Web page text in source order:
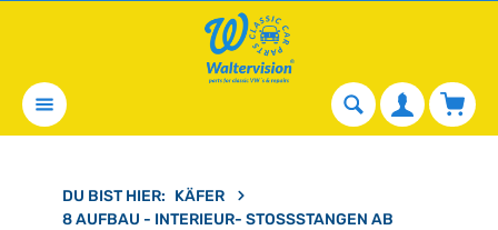
DU BIST HIER: KÄFER
8 AUFBAU - INTERIEUR- STOSSSTANGEN AB 8